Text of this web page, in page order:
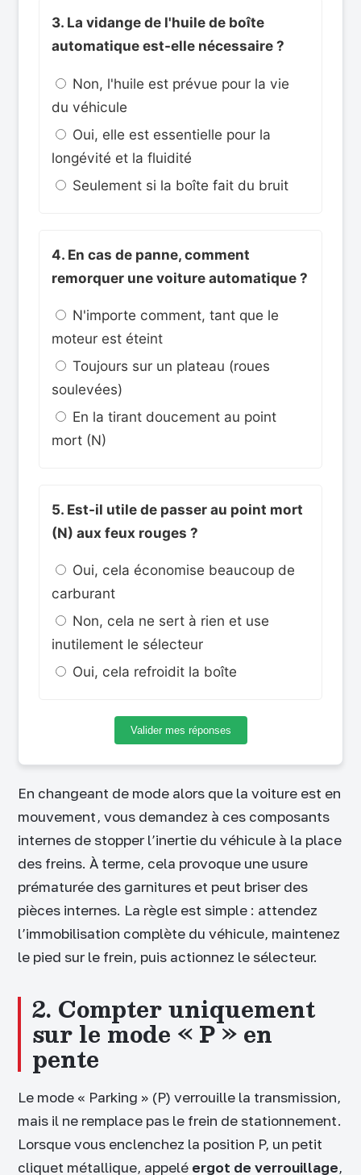
3. La vidange de l'huile de boîte
automatique est-elle nécessaire ?
Non, l'huile est prévue pour la vie
du véhicule
Oui, elle est essentielle pour la
longévité et la fluidité
Seulement si la boîte fait du bruit
4. En cas de panne, comment
remorquer une voiture automatique ?
N'importe comment, tant que le
moteur est éteint
Toujours sur un plateau (roues
soulevées)
En la tirant doucement au point
mort (N)
5. Est-il utile de passer au point mort
(N) aux feux rouges ?
Oui, cela économise beaucoup de
carburant
Non, cela ne sert à rien et use
inutilement le sélecteur
Oui, cela refroidit la boîte
Valider mes réponses
En changeant de mode alors que la voiture est en
mouvement, vous demandez à ces composants
internes de stopper l’inertie du véhicule à la place
des freins. À terme, cela provoque une usure
prématurée des garnitures et peut briser des
pièces internes. La règle est simple : attendez
l’immobilisation complète du véhicule, maintenez
le pied sur le frein, puis actionnez le sélecteur.
2. Compter uniquement
sur le mode « P » en
pente
Le mode « Parking » (P) verrouille la transmission,
mais il ne remplace pas le frein de stationnement.
Lorsque vous enclenchez la position P, un petit
cliquet métallique, appelé ergot de verrouillage,